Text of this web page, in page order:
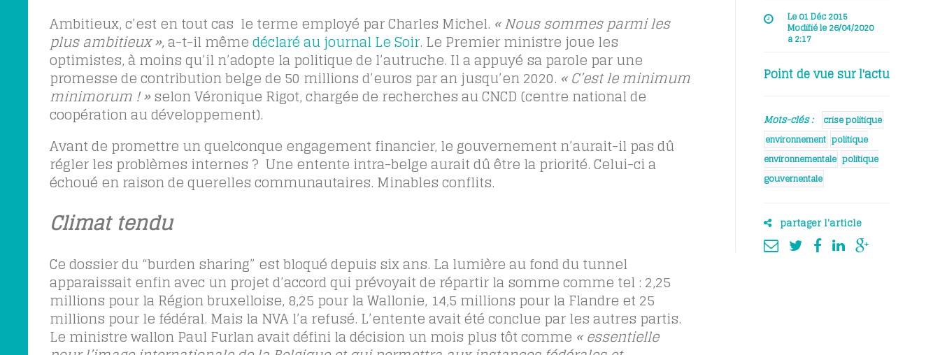
Ambitieux, c’est en tout cas le terme employé par Charles Michel. « Nous sommes parmi les
plus ambitieux »,a-t-il mêmedéclaré au journal Le Soir. Le Premier ministre joue les
optimistes, à moins qu’il n’adopte la politique de l’autruche. Il a appuyé sa parole par une
promesse de contribution belge de 50 millions d’euros par an jusqu’en 2020. « C’est le minimum
minimorum ! »selon Véronique Rigot, chargée de recherches au CNCD (centre national de
coopération au développement).
Avant de promettre un quelconque engagement financier, le gouvernement n’aurait-il pas dû
régler les problèmes internes ? Une entente intra-belge aurait dû être la priorité. Celui-ci a
échoué en raison de querelles communautaires. Minables conflits.
Climat tendu
Ce dossier du “burden sharing” est bloqué depuis six ans. La lumière au fond du tunnel
apparaissait enfin avec un projet d’accord qui prévoyait de répartir la somme comme tel : 2,25
millions pour la Région bruxelloise, 8,25 pour la Wallonie, 14,5 millions pour la Flandre et 25
millions pour le fédéral. Mais la NVA l’a refusé. L’entente avait été conclue par les autres partis.
Le ministre wallon Paul Furlan avait défini la décision un mois plus tôt comme « essentielle
Le 01 Déc 2015
Modifié le 26/04/2020
à 2:17
Point de vue sur l'actu
Mots-clés :
crise politique
environnement politique
environnementale politique
gouvernentale
partager l'article